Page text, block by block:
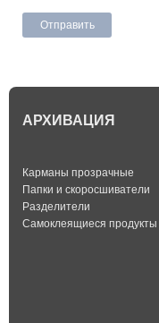
АРХИВАЦИЯ
Карманы прозрачные
Папки и скоросшиватели
Разделители
Самоклеящиеся продукты